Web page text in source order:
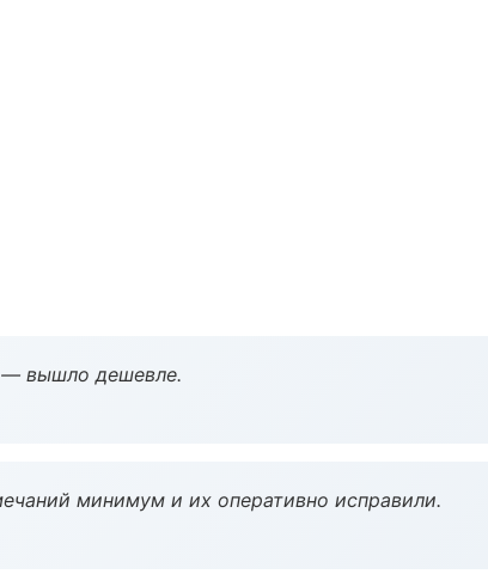
— вышло дешевле.
минимум и их оперативно исправили.